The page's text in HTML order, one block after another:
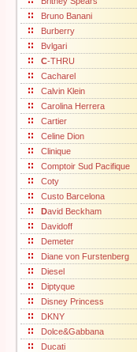
Bruno Banani
Burberry
Bvlgari
C-THRU
Cacharel
Calvin Klein
Carolina Herrera
Cartier
Celine Dion
Clinique
Comptoir Sud Pacifique
Coty
Custo Barcelona
David Beckham
Davidoff
Demeter
Diane von Furstenberg
Diesel
Diptyque
Disney Princess
DKNY
Dolce&Gabbana
Ducati